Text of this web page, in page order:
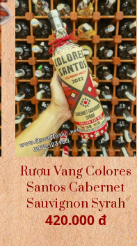
Rượu Vang Colores
Santos Cabernet
Sauvignon Syrah
420.000 đ